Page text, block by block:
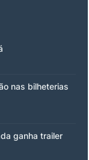
nas bilheterias
ganha trailer